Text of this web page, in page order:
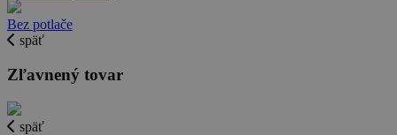
Bez potlače
späť
Zľavnený tovar
späť